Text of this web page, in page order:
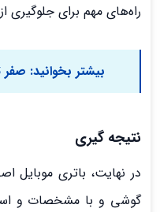
راه‌های مهم برای جلوگیری
بیشتر بخوانید: صفر
نتیجه گیری
در نهایت، باتری موبایل
گوشی و با مشخصات و